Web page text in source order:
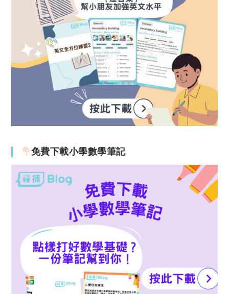
免費下載小學數學筆記